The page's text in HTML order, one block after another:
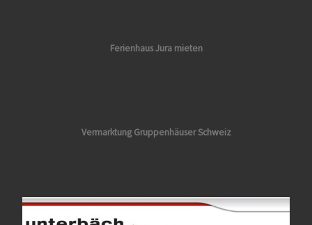
Ferienhaus Jura mieten
Vermarktung Gruppenhäuser Schweiz